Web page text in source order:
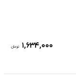
۱,۶۳۴,۰۰۰ تومان